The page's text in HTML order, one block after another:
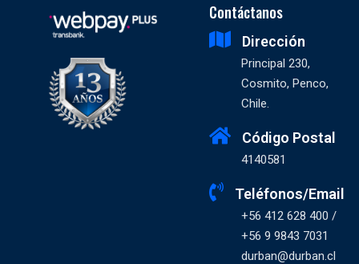
Contáctanos
Dirección
Principal 230,
Cosmito, Penco,
Chile.
Código Postal
4140581
Teléfonos/Email
+56 412 628 400 /
+56 9 9843 7031
durban@durban.cl